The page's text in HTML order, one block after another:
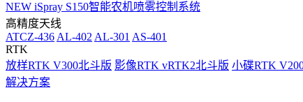
NEW iSpray S150智能农机喷雾控制系统
高精度天线
ATCZ-436 AL-402 AL-301 AS-401
RTK
放样RTK V300北斗版 影像RTK vRTK2北斗版 小碟RTK
解决方案